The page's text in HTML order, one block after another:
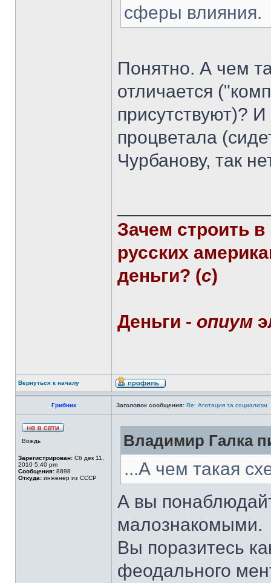
сферы влияния.
Понятно. А чем
отличается
присутствуют)?
процветала
Чурбанову, так
Зачем строить
русских
деньги? (с)
Деньги - опиум
Вернуться к началу
Грибник Заголовок сообщения: Re: Агитация за социализм
Вождь
Зарегистрирован: Сб дек 11,
2010 5:40 pm
Сообщения: 8898
Откуда: инженер из СССР
Владимир Галка
...А чем такая
А вы
малознакомыми.
Вы поразитесь
феодального